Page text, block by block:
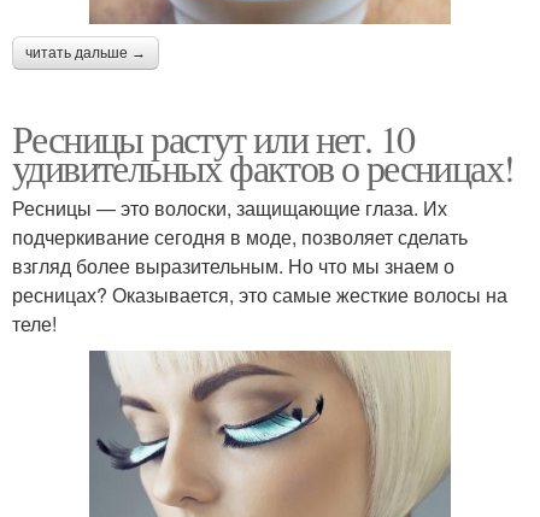
читать дальше →
Ресницы растут или нет. 10
удивительных фактов о ресницах!
Ресницы — это волоски, защищающие глаза. Их
подчеркивание сегодня в моде, позволяет сделать
взгляд более выразительным. Но что мы знаем о
ресницах? Оказывается, это самые жесткие волосы на
теле!